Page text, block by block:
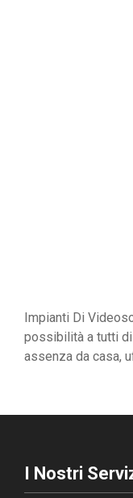
Impianti Di
possibilità a tutti
assenza da casa,
I Nostri